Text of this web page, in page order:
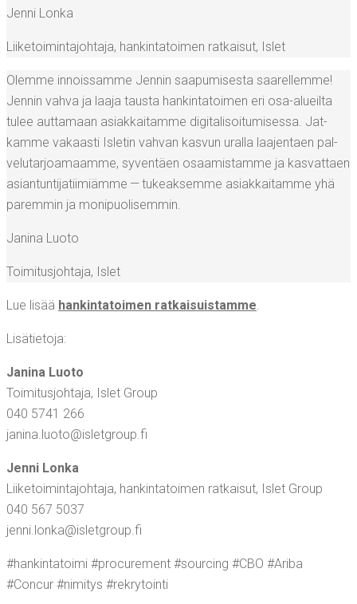
Jen­ni Lonka
Lii­ke­toi­min­ta­joh­ta­ja, han­kin­ta­toi­men rat­kai­sut, Islet
Olem­me innois­sam­me Jen­nin saa­pu­mi­ses­ta saa­rel­lem­me!
Jen­nin vah­va ja laa­ja taus­ta han­kin­ta­toi­men eri osa-alueil­ta
tulee aut­ta­maan asiak­kai­tam­me digi­ta­li­soi­tu­mi­ses­sa. Jat­
kam­me vakaas­ti Isle­tin vah­van kas­vun ural­la laa­jen­taen pal­
ve­lu­tar­joa­maam­me, syven­täen osaa­mis­tam­me ja kas­vat­taen
asian­tun­ti­ja­tii­miäm­me — tukeak­sem­me asiak­kai­tam­me yhä
parem­min ja monipuolisemmin.
Jani­na Luoto
Toi­mi­tus­joh­ta­ja, Islet
Lue lisää han­kin­ta­toi­men rat­kai­suis­tam­me.
Lisä­tie­to­ja:
Jani­na Luo­to
Toi­mi­tus­joh­ta­ja, Islet Group
040 5741 266
janina.​luoto@​isletgroup.​fi
Jen­ni Lon­ka
Lii­ke­toi­min­ta­joh­ta­ja, han­kin­ta­toi­men rat­kai­sut, Islet Group
040 567 5037
jenni.​lonka@​isletgroup.​fi
#han­kin­ta­toi­mi #procu­re­ment #sourcing #CBO #Ari­ba
#Concur #nimi­tys #rek­ry­toin­ti